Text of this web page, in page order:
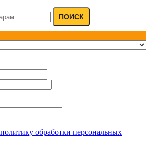
ПОИСК
политику обработки персональных